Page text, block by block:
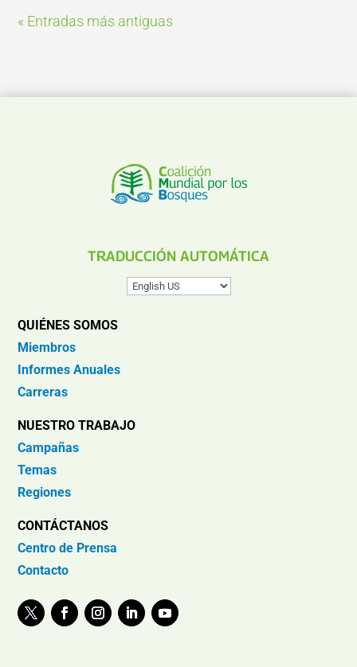
« Entradas más antiguas
TRADUCCIÓN AUTOMÁTICA
QUIÉNES SOMOS
Miembros
Informes Anuales
Carreras
NUESTRO TRABAJO
Campañas
Temas
Regiones
CONTÁCTANOS
Centro de Prensa
Contacto